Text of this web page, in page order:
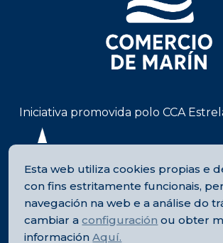
Iniciativa promovida polo CCA
Financiado por:
Esta web utiliza cookies propias e
con fins estritamente funcionais,
navegación na web e a análise do
cambiar aconfiguración ou obter
informaciónAquí.